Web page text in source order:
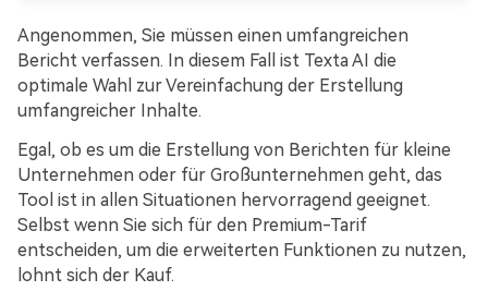
Angenommen, Sie müssen einen umfangreichen
Bericht verfassen. In diesem Fall ist Texta AI die
optimale Wahl zur Vereinfachung der Erstellung
umfangreicher Inhalte.
Egal, ob es um die Erstellung von Berichten für kleine
Unternehmen oder für Großunternehmen geht, das
Tool ist in allen Situationen hervorragend geeignet.
Selbst wenn Sie sich für den Premium-Tarif
entscheiden, um die erweiterten Funktionen zu nutzen,
lohnt sich der Kauf.